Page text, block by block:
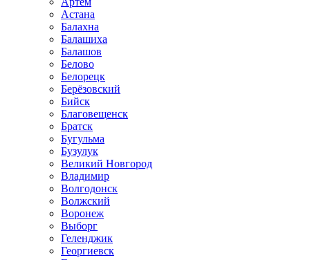
Астана
Балахна
Балашиха
Балашов
Белово
Белорецк
Берёзовский
Бийск
Благовещенск
Братск
Бугульма
Бузулук
Великий Новгород
Владимир
Волгодонск
Волжский
Воронеж
Выборг
Геленджик
Георгиевск